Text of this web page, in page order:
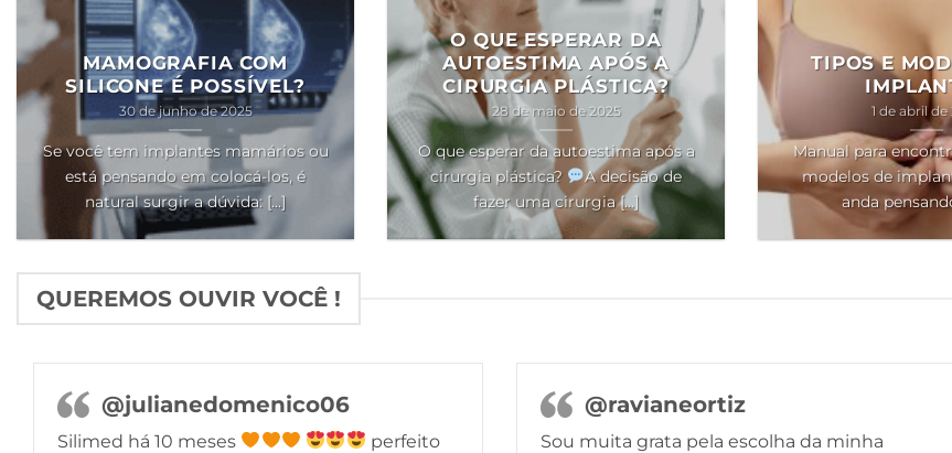
MAMOGRAFIA COM
SILICONE É POSSÍVEL?
30 de junho de 2025
Se você tem implantes mamários ou
está pensando em colocá-los, é
natural surgir a dúvida: [...]
O QUE ESPERAR DA
AUTOESTIMA APÓS A
CIRURGIA PLÁSTICA?
28 de maio de 2025
O que esperar da autoestima após a
cirurgia plástica?
A decisão de
fazer uma cirurgia [...]
TIPOS E
1 de abril de
Manual para
modelos de
anda
QUEREMOS OUVIR VOCÊ !
@julianedomenico06
Silimed há 10 meses
perfeito
@ravianeortiz
Sou muita grata pela escolha da minha